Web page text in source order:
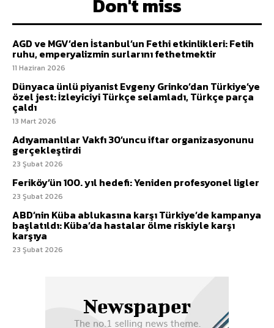
Don't miss
AGD ve MGV’den İstanbul’un Fethi etkinlikleri: Fetih
ruhu, emperyalizmin surlarını fethetmektir
11 Haziran 2026
Dünyaca ünlü piyanist Evgeny Grinko’dan Türkiye’ye
özel jest: İzleyiciyi Türkçe selamladı, Türkçe parça
çaldı
13 Mart 2026
Adıyamanlılar Vakfı 30’uncu iftar organizasyonunu
gerçekleştirdi
23 Şubat 2026
Feriköy’ün 100. yıl hedefi: Yeniden profesyonel ligler
23 Şubat 2026
ABD’nin Küba ablukasına karşı Türkiye’de kampanya
başlatıldı: Küba’da hastalar ölme riskiyle karşı
karşıya
23 Şubat 2026